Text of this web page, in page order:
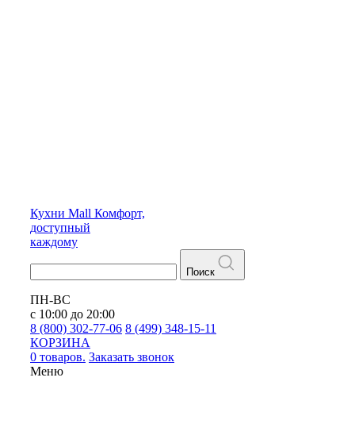
Кухни Mall Комфорт,
доступный
каждому
Поиск
ПН-ВС
с 10:00 до 20:00
8 (800) 302-77-06 8 (499) 348-15-11
КОРЗИНА
0 товаров. Заказать звонок
Меню